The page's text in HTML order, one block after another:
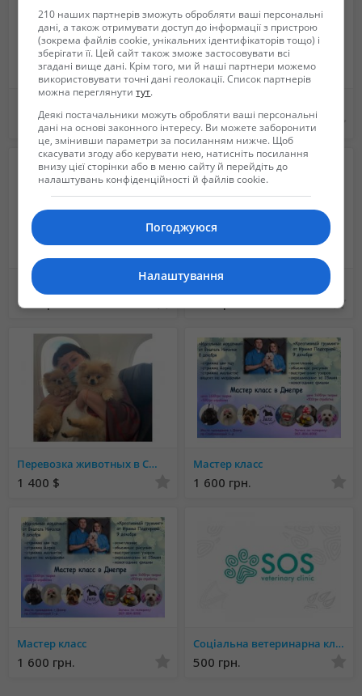
Не указана Не указана
Международная перевозка животных
111 грн.
Перевозка животных в США и Канаду из стран СНГ
1 400 $
Мастер класс
1 600 грн.
Мастер класс
1 600 грн.
Соціальна ветеринарна клініка "SOS"
500 грн.
210 наших партнерів зможуть обробляти ваші персональні
дані, а також отримувати доступ до інформації з пристрою
(зокрема файлів cookie, унікальних ідентифікаторів тощо) і
зберігати її. Цей сайт також зможе застосовувати всі
згадані вище дані. Крім того, ми й наші партнери можемо
використовувати точні дані геолокації. Список партнерів
можна переглянутитут.
Деякі постачальники можуть обробляти ваші персональні
дані на основі законного інтересу. Ви можете заборонити
це, змінивши параметри за посиланням нижче. Щоб
скасувати згоду або керувати нею, натисніть посилання
внизу цієї сторінки або в меню сайту й перейдіть до
налаштувань конфіденційності й файлів cookie.
Погоджуюся
Налаштування